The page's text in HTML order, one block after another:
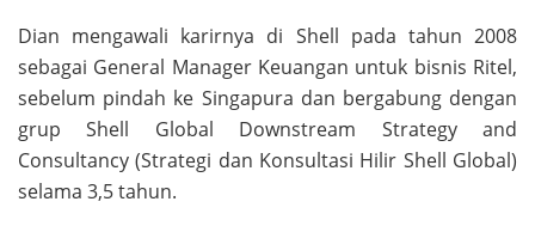
Dian mengawali karirnya di Shell pada tahun 2008
sebagai General Manager Keuangan untuk bisnis Ritel,
sebelum pindah ke Singapura dan bergabung dengan
grup Shell Global Downstream Strategy and
Consultancy (Strategi dan Konsultasi Hilir Shell Global)
selama 3,5 tahun.